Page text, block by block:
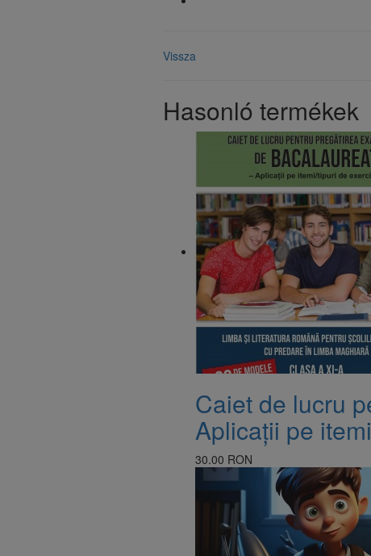
Vissza
Hasonló termékek
Caiet de lucru
Aplicații pe
30.00 RON